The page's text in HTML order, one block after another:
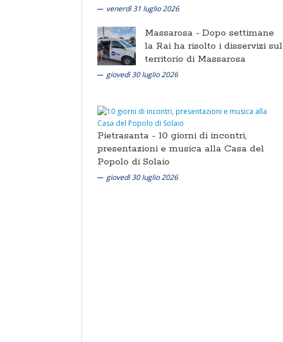
venerdì 31 luglio 2026
Massarosa - Dopo settimane
la Rai ha risolto i disservizi sul
territorio di Massarosa
giovedì 30 luglio 2026
Pietrasanta - 10 giorni di incontri,
presentazioni e musica alla Casa del
Popolo di Solaio
giovedì 30 luglio 2026